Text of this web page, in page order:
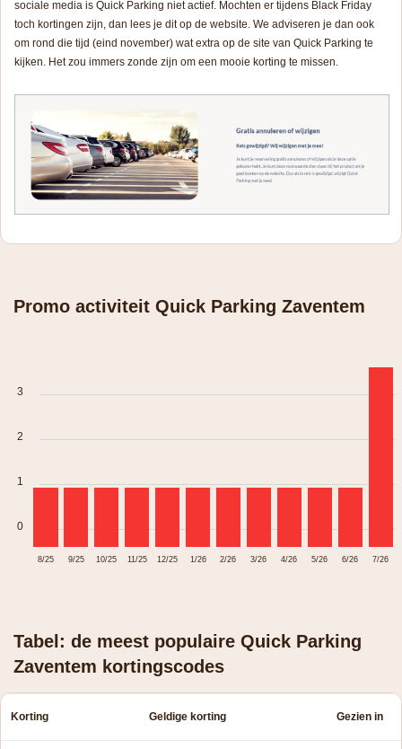
sociale media is Quick Parking niet actief. Mochten er tijdens Black Friday
toch kortingen zijn, dan lees je dit op de website. We adviseren je dan ook
om rond die tijd (eind november) wat extra op de site van Quick Parking te
kijken. Het zou immers zonde zijn om een mooie korting te missen.
Promo activiteit Quick Parking Zaventem
3
2
1
0
8/25 9/25 10/25 11/25 12/25 1/26 2/26 3/26 4/26 5/26 6/26 7/26
Tabel: de meest populaire Quick Parking
Zaventem kortingscodes
Korting Geldige korting Gezien in